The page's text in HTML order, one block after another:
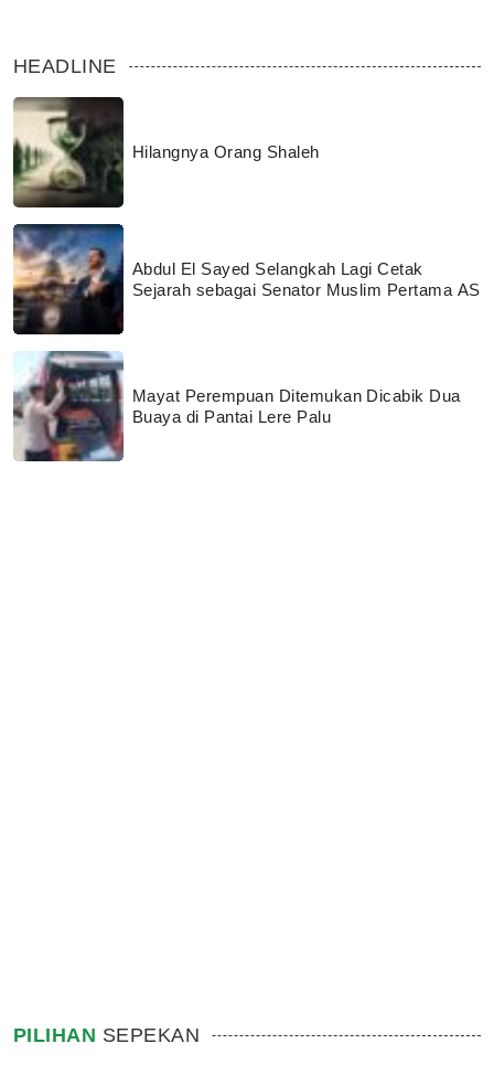
HEADLINE
Hilangnya Orang Shaleh
Abdul El Sayed Selangkah Lagi Cetak
Sejarah sebagai Senator Muslim Pertama AS
Mayat Perempuan Ditemukan Dicabik Dua
Buaya di Pantai Lere Palu
PILIHAN SEPEKAN